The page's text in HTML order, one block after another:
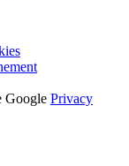
Google Privacy